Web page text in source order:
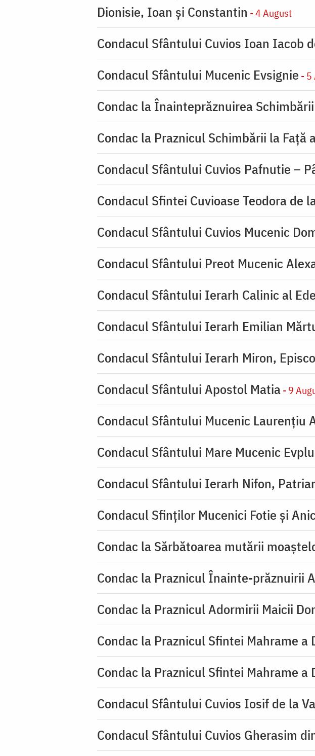
Dionisie, Ioan şi Constantin - 4 August
Condacul Sfântului Cuvios Ioan Iacob
Condacul Sfântului Mucenic Evsignie - 5
Condac la Înainteprăznuirea
Condac la Praznicul Schimbării la Faţă
Condacul Sfântului Cuvios Pafnutie –
Condacul Sfintei Cuvioase Teodora de
Condacul Sfântului Cuvios Mucenic
Condacul Sfântului Preot Mucenic
Condacul Sfântului Ierarh Calinic al
Condacul Sfântului Ierarh Emilian
Condacul Sfântului Ierarh Miron,
Condacul Sfântului Apostol Matia- 9
Condacul Sfântului Mucenic Laurențiu
Condacul Sfântului Mare Mucenic
Condacul Sfântului Ierarh Nifon,
Condacul Sfinţilor Mucenici Fotie şi
Condac la Sărbătoarea mutării
Condac la Praznicul Înainte-prăznuirii
Condac la Praznicul Adormirii Maicii
Condac la Praznicul Sfintei Mahrame a
Condac la Praznicul Sfintei Mahrame a
Condacul Sfântului Cuvios Iosif de la
Condacul Sfântului Cuvios Gherasim